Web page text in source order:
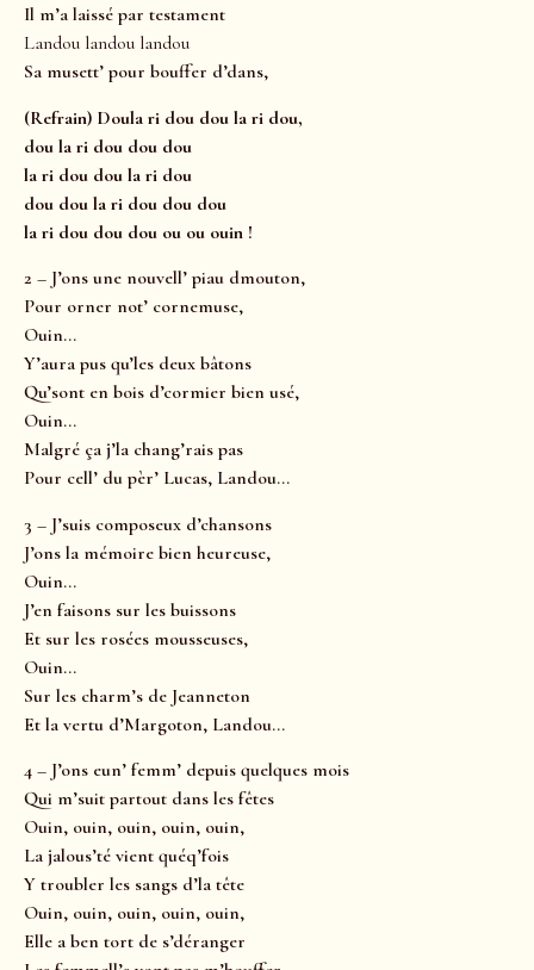
Il m’a laissé par testament
Landou landou landou
Sa musett’ pour bouffer d’dans,
(Refrain) Doula ri dou dou la ri dou,
dou la ri dou dou dou
la ri dou dou la ri dou
dou dou la ri dou dou dou
la ri dou dou dou ou ou ouin !
2 – J’ons une nouvell’ piau dmouton,
Pour orner not’ cornemuse,
Ouin…
Y’aura pus qu’les deux bâtons
Qu’sont en bois d’cormier bien usé,
Ouin…
Malgré ça j’la chang’rais pas
Pour cell’ du pèr’ Lucas, Landou…
3 – J’suis composeux d’chansons
J’ons la mémoire bien heureuse,
Ouin…
J’en faisons sur les buissons
Et sur les rosées mousseuses,
Ouin…
Sur les charm’s de Jeanneton
Et la vertu d’Margoton, Landou…
4 – J’ons eun’ femm’ depuis quelques mois
Qui m’suit partout dans les fêtes
Ouin, ouin, ouin, ouin, ouin,
La jalous’té vient quéq’fois
Y troubler les sangs d’la tête
Ouin, ouin, ouin, ouin, ouin,
Elle a ben tort de s’déranger